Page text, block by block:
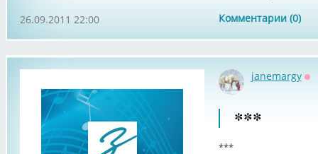
Комментарии (0)
26.09.2011 22:00
janemargy
***
***